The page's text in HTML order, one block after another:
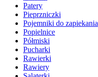
Patery
Pieprzniczki
Pojemniki do zapiekania
Popielnice
Półmiski
Pucharki
Rawierki
Rawiery